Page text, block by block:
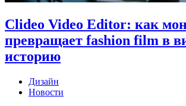
Clideo Video Editor: как
превращает fashion film в
историю
Дизайн
Новости